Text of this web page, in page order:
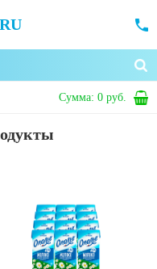
Сумма: 0 руб.